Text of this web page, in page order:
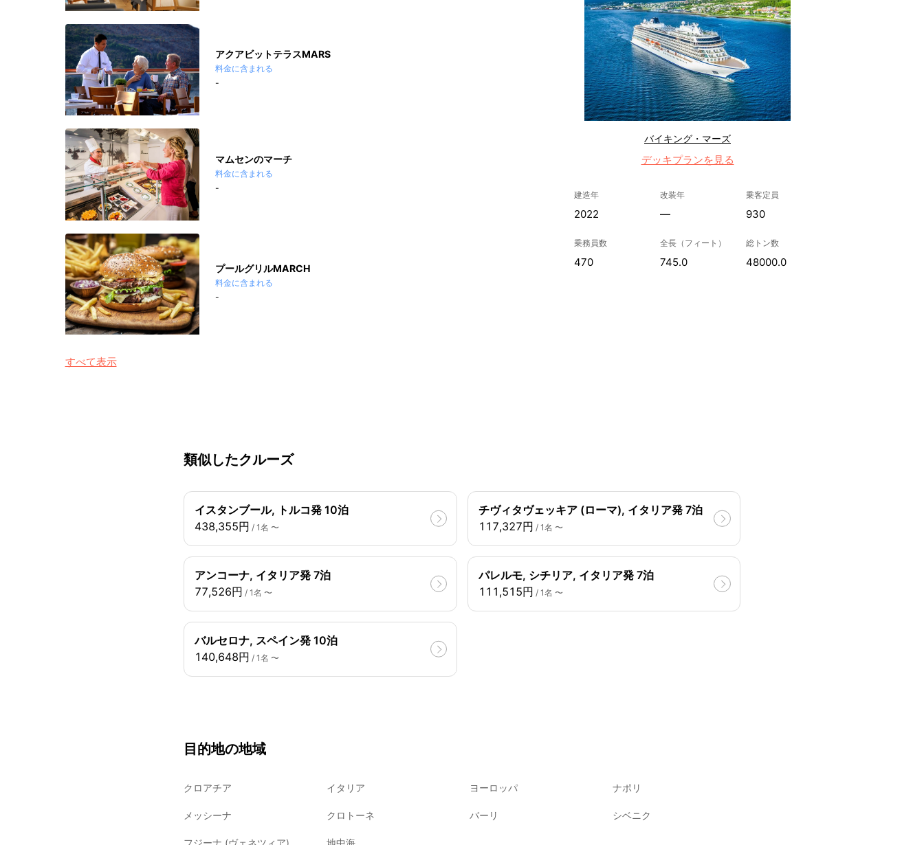
アクアビットテラスMARS
料金に含まれる
-
マムセンのマーチ
料金に含まれる
-
プールグリルMARCH
料金に含まれる
-
すべて表示
バイキング・マーズ
デッキプランを見る
建造年
2022
改装年
—
乗客定員
930
乗務員数
470
全長（フィート）
745.0
総トン数
48000.0
類似したクルーズ
イスタンブール, トルコ発 10泊
438,355円 / 1名 〜
チヴィタヴェッキア (ローマ), イタリア発 7泊
117,327円 / 1名 〜
アンコーナ, イタリア発 7泊
77,526円 / 1名 〜
パレルモ, シチリア, イタリア発 7泊
111,515円 / 1名 〜
バルセロナ, スペイン発 10泊
140,648円 / 1名 〜
目的地の地域
クロアチア イタリア ヨーロッパ ナポリ
メッシーナ クロトーネ バーリ シベニク
フジーナ (ヴェネツィア) 地中海